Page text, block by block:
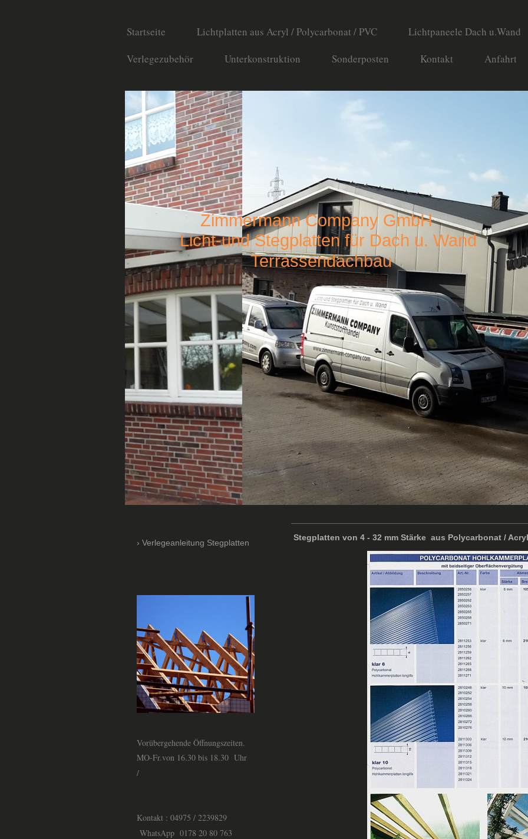
Startseite Lichtplatten aus Acryl / Polycarbonat / PVC
Lichtpaneele Dach u.Wand
Verlegezubehör
Unterkonstruktion Sonderposten Kontakt Anfahrt
Zimmermann Company GmbH
Licht-und Stegplatten für Dach u. Wand
Terrassendachbau
Stegplatten von 4 - 32 mm Stärke aus Polycarbonat /
Verlegeanleitung Stegplatten
Vorübergehende Öffnungszeiten.
MO-Fr.von 16.30 bis 18.30 Uhr
/
Kontakt : 04975 / 2239829
WhatsApp 0178 20 80 763